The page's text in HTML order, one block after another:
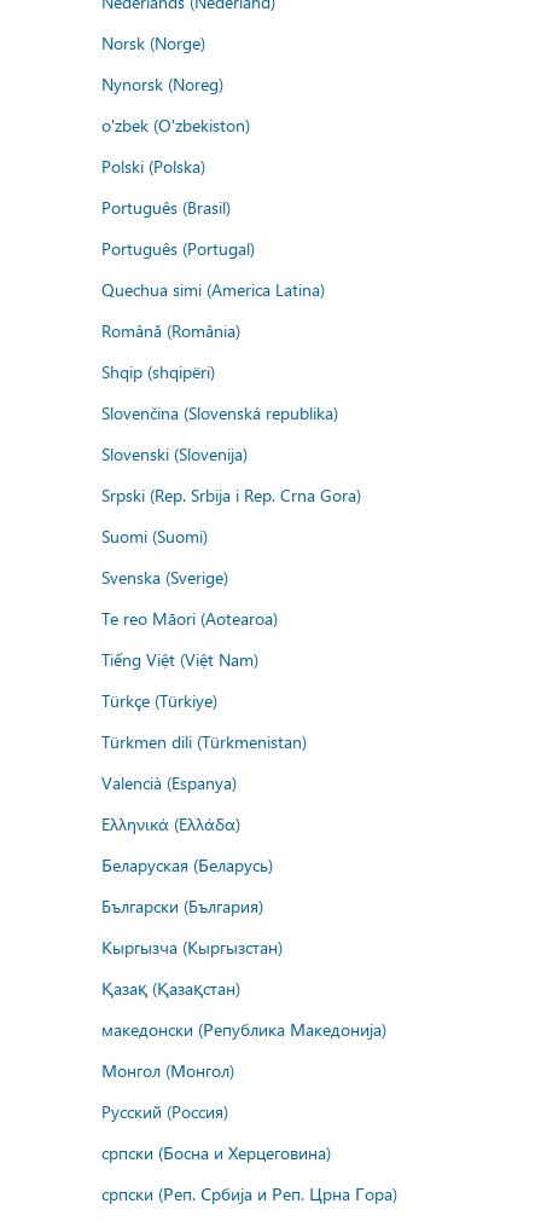
Norsk (Norge)
Nynorsk (Noreg)
o'zbek (O'zbekiston)
Polski (Polska)
Português (Brasil)
Português (Portugal)
Quechua simi (America Latina)
Română (România)
Shqip (shqipëri)
Slovenčina (Slovenská republika)
Slovenski (Slovenija)
Srpski (Rep. Srbija i Rep. Crna Gora)
Suomi (Suomi)
Svenska (Sverige)
Te reo Māori (Aotearoa)
Tiếng Việt (Việt Nam)
Türkçe (Türkiye)
Türkmen dili (Türkmenistan)
Valencià (Espanya)
Ελληνικά (Ελλάδα)
Беларуская (Беларусь)
Български (България)
Кыргызча (Кыргызстан)
Қазақ (Қазақстан)
македонски (Република Македонија)
Монгол (Монгол)
Русский (Россия)
српски (Босна и Херцеговина)
српски (Реп. Србија и Реп. Црна Гора)